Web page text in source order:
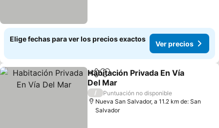
Elige fechas para ver los precios exactos
Ver precios
CompartirAgregar a favoritos
Habitación Privada En Vía
Del Mar
Ver precios
/
Puntuación no disponible
Nueva San Salvador, a 11.2 km de: San
Salvador